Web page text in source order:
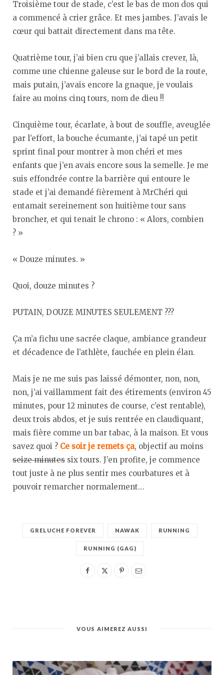
Troisième tour de stade, c’est le bas de mon dos qui
a commencé à crier grâce. Et mes jambes. J’avais le
cœur qui battait directement dans ma tête.
Quatrième tour, j’ai bien cru que j’allais crever, là,
comme une chienne galeuse sur le bord de la route,
mais putain, j’avais encore la gnaque, je voulais
faire au moins cinq tours, nom de dieu !!
Cinquième tour, écarlate, à bout de souffle, aveuglée
par l’effort, la bouche écumante, j’ai tapé un petit
sprint final pour montrer à mon chéri et mes
enfants que j’en avais encore sous la semelle. Je me
suis effondrée contre la barrière qui entoure le
stade et j’ai demandé fièrement à MrChéri qui
entamait sereinement son huitième tour sans
broncher, et qui tenait le chrono : « Alors, combien
? »
« Douze minutes. »
Quoi, douze minutes ?
PUTAIN, DOUZE MINUTES SEULEMENT ???
Ça m’a fichu une sacrée claque, ambiance grandeur
et décadence de l’athlète, fauchée en plein élan.
Mais je ne me suis pas laissé démonter, non, non,
non, j’ai vaillamment fait des étirements (environ 45
minutes, pour 12 minutes de course, c’est rentable),
deux trois abdos, et je suis rentrée en claudiquant,
mais fière comme un bar tabac, à la maison. Et vous
savez quoi ? Ce soir je remets ça, objectif au moins
seize minutes six tours. J’en profite, je commence
tout juste à ne plus sentir mes courbatures et à
pouvoir remarcher normalement…
GRELUCHE FOREVER NAWAK RUNNING
RUNNING (GAG)
VOUS AIMEREZ AUSSI